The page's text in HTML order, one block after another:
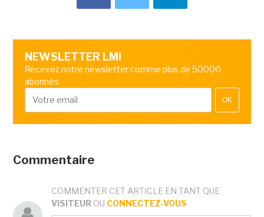
NEWSLETTER LMI
Recevez notre newsletter comme plus de 50000
abonnés
OK
Commentaire
COMMENTER CET ARTICLE EN TANT QUE
VISITEUR OU CONNECTEZ-VOUS